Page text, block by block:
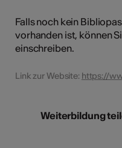
Falls noch kein
vorhanden ist, können
einschreiben.
Link zur Website: https://
Weiterbildung